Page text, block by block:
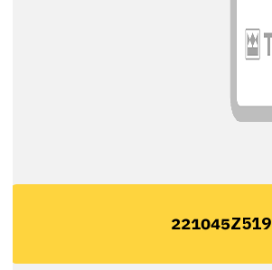
221045Z519